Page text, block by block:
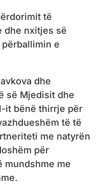
të
dhe nxitjes së
e
dhe
së Mjedisit dhe
it bënë thirrje për
të të
me natyrën
për
mundshme me